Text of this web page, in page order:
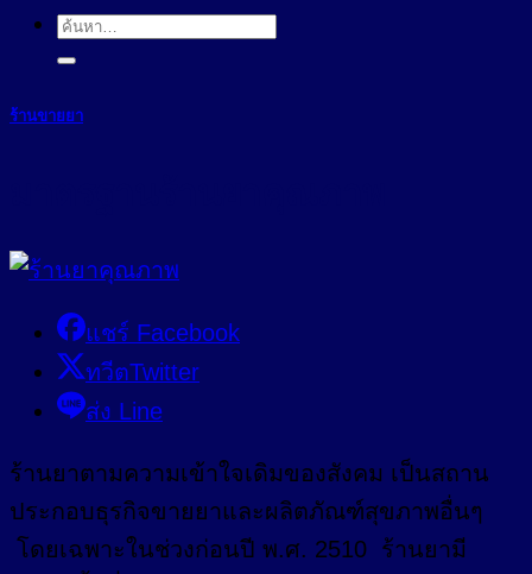
ค้นหา:
ร้านขายยา
แชร์ Facebook
ทวีตTwitter
ส่ง Line
ร้านยาตามความเข้าใจเดิมของสังคม เป็นสถาน
ประกอบธุรกิจขายยาและผลิตภัณฑ์สุขภาพอื่นๆ
โดยเฉพาะในช่วงก่อนปี พ.ศ. 2510 ร้านยามี